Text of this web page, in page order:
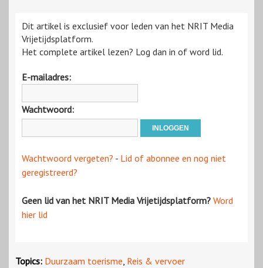
Dit artikel is exclusief voor leden van het NRIT Media
Vrijetijdsplatform.
Het complete artikel lezen? Log dan in of word lid.
E-mailadres:
Wachtwoord:
Wachtwoord vergeten? - Lid of abonnee en nog niet
geregistreerd?
Geen lid van het NRIT Media Vrijetijdsplatform? Word
hier lid
Topics: Duurzaam toerisme, Reis & vervoer